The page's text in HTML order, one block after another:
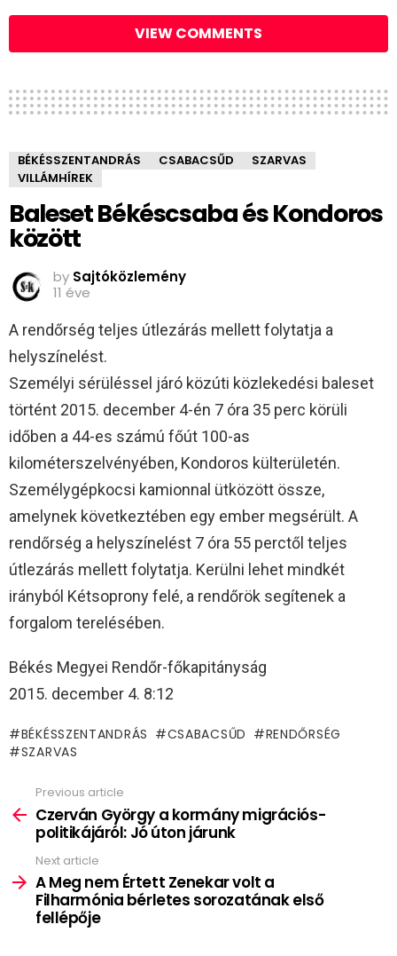
VIEW COMMENTS
BÉKÉSSZENTANDRÁS CSABACSŰD
SZARVAS
VILLÁMHÍREK
Baleset Békéscsaba és Kondoros
között
by Sajtóközlemény
11 éve
A rendőrség teljes útlezárás mellett folytatja a
helyszínelést.
Személyi sérüléssel járó közúti közlekedési baleset
történt 2015. december 4-én 7 óra 35 perc körüli
időben a 44-es számú főút 100-as
kilométerszelvényében, Kondoros külterületén.
Személygépkocsi kamionnal ütközött össze,
amelynek következtében egy ember megsérült. A
rendőrség a helyszínelést 7 óra 55 perctől teljes
útlezárás mellett folytatja. Kerülni lehet mindkét
irányból Kétsoprony felé, a rendőrök segítenek a
forgalom terelésében.
Békés Megyei Rendőr-főkapitányság
2015. december 4. 8:12
BÉKÉSSZENTANDRÁS CSABACSŰD
RENDŐRSÉG
SZARVAS
more
Previous article
Czerván György a kormány migrációs-
politikájáról: Jó úton járunk
Next article
A Meg nem Értett Zenekar volt a
Filharmónia bérletes sorozatának első
fellépője